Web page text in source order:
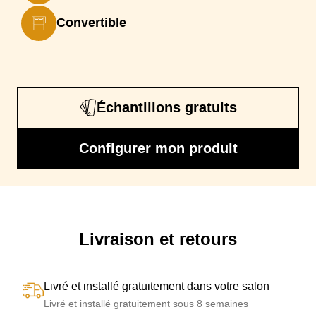
Dimensions matelas
Mécanisme
basculement du dossier, 0 effort 0 manutention
Grilles à mailles électro-soudées + sangles
Matelas mousse Haute Résilience densité 35 kg/m3 -
épaisseur 15 cm, Matelas mousse Haute Résilience densité
Convertible
Échantillons gratuits
Configurer mon produit
Livraison et retours
Livré et installé gratuitement dans votre salon
Livré et installé gratuitement sous 8 semaines